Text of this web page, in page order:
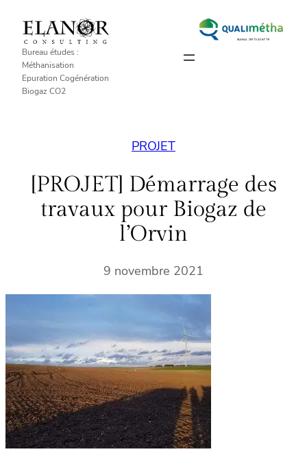
contenu
Bureau études :
Méthanisation
Epuration Cogénération
Biogaz CO2
PROJET
[PROJET] Démarrage des
travaux pour Biogaz de
l’Orvin
9 novembre 2021